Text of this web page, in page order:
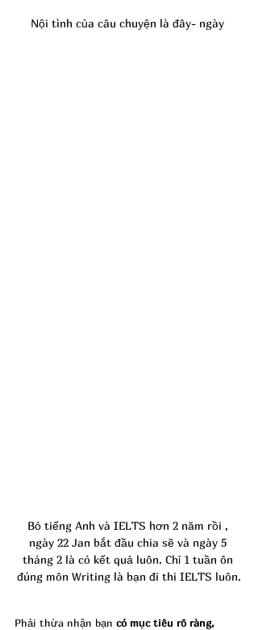
Nội tình của câu chuyện là đây- ngày
Bỏ tiếng Anh và IELTS hơn 2 năm rồi ,
ngày 22 Jan bắt đầu chia sẽ và ngày 5
tháng 2 là có kết quả luôn. Chỉ 1 tuần ôn
đúng môn Writing là bạn đi thi IELTS luôn.
Phải thừa nhận bạn có mục tiêu rõ ràng,